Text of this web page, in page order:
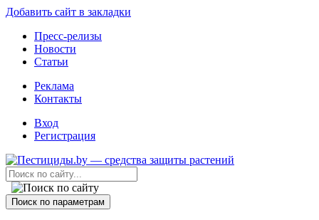
Добавить сайт в закладки
Пресс-релизы
Новости
Статьи
Реклама
Контакты
Вход
Регистрация
Поиск по параметрам